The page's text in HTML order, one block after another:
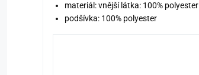
materiál: vnější látka: 100% polyester
podšívka: 100% polyester